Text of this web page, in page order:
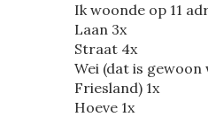
Ik woonde op 11
Laan 3x
Straat 4x
Wei (dat is
Friesland) 1x
Hoeve 1x